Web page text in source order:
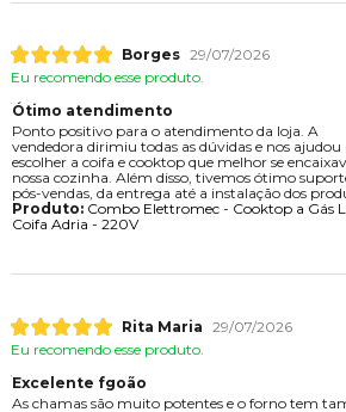
Borges 29/07/2026
Eu recomendo esse produto.
Ótimo atendimento
Ponto positivo para o atendimento da loja. A
vendedora dirimiu todas as dúvidas e nos ajudou
escolher a coifa e cooktop que melhor se
nossa cozinha. Além disso, tivemos ótimo
pós-vendas, da entrega até a instalação dos
Produto:Combo Elettromec - Cooktop a Gás
Coifa Adria - 220V
Rita Maria 29/07/2026
Eu recomendo esse produto.
Excelente fgoão
As chamas são muito potentes e o forno tem